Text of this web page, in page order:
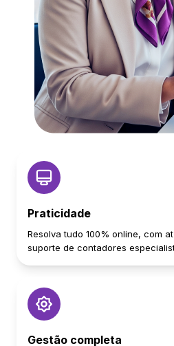
Praticidade
Resolva tudo 100% online, com
suporte de contadores
Gestão completa